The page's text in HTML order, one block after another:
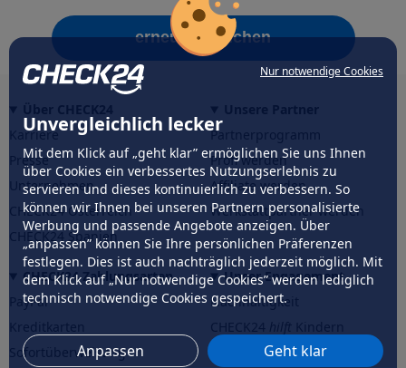
Nur notwendige Cookies
Unvergleichlich lecker
Mit dem Klick auf „geht klar” ermöglichen Sie uns Ihnen
über Cookies ein verbessertes Nutzungserlebnis zu
servieren und dieses kontinuierlich zu verbessern. So
können wir Ihnen bei unseren Partnern personalisierte
Werbung und passende Angebote anzeigen. Über
„anpassen” können Sie Ihre persönlichen Präferenzen
festlegen. Dies ist auch nachträglich jederzeit möglich. Mit
dem Klick auf „Nur notwendige Cookies” werden lediglich
technisch notwendige Cookies gespeichert.
Anpassen Geht klar
erneut versuchen
Karriere
Presse
Unternehmen
CHECK24 Österreich
CHECK24 Spanien
Partnerprogramm
Profi werden
Affiliate werden
Werkstattpartner werden
CHECK24 Zahlungsarten
PayPal
Sofortüberweisung
Unser Engagement
Nachhaltigkeit
CHECK24hilftder Natur